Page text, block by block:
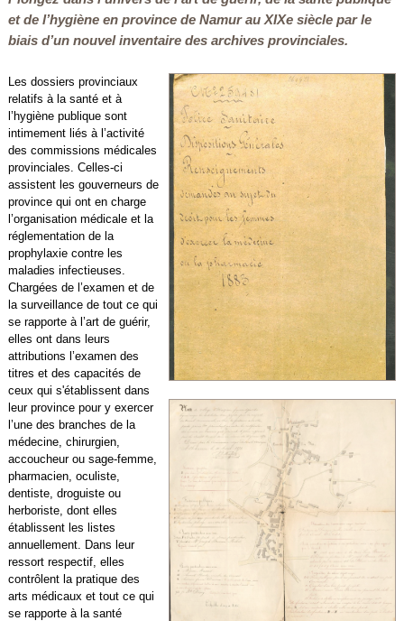
et de l’hygiène en province de Namur au XIXe siècle par le
biais d’un nouvel inventaire des archives provinciales.
Les dossiers provinciaux
relatifs à la santé et à
l’hygiène publique sont
intimement liés à l’activité
des commissions médicales
provinciales. Celles-ci
assistent les gouverneurs de
province qui ont en charge
l’organisation médicale et la
réglementation de la
prophylaxie contre les
maladies infectieuses.
Chargées de l’examen et de
la surveillance de tout ce qui
se rapporte à l’art de guérir,
elles ont dans leurs
attributions l’examen des
titres et des capacités de
ceux qui s'établissent dans
leur province pour y exercer
l’une des branches de la
médecine, chirurgien,
accoucheur ou sage-femme,
pharmacien, oculiste,
dentiste, droguiste ou
herboriste, dont elles
établissent les listes
annuellement. Dans leur
ressort respectif, elles
contrôlent la pratique des
arts médicaux et tout ce qui
se rapporte à la santé